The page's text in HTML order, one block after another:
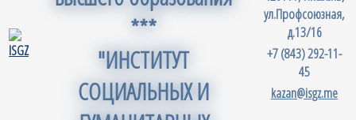
***
"ИНСТИТУТ
СОЦИАЛЬНЫХ И
ул.Профсоюзная,
д.13/16
+7 (843) 292-11-
45
kazan@isgz.me